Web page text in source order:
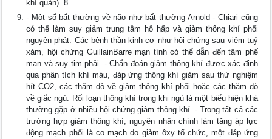
khí quản). 8
- Một số bất thường về não như bất thường Arnold - Chiari cũng
có thể làm suy giảm trung tâm hô hấp và giảm thông khí phổi
nguyên phát. Các bệnh thần kinh cơ như hội chứng sau viêm tuỷ
xám, hội chứng GuillainBarre mạn tính có thể dẫn đến tâm phế
mạn và suy tim phải. - Chẩn đoán giảm thông khí được xác định
qua phân tích khí máu, đáp ứng thông khí giảm sau thử nghiệm
hít CO2, các thăm dò về giảm thông khí phổi hoặc các thăm dò
về giấc ngủ. Rối loạn thông khí trong khi ngủ là một biểu hiện khá
thường gặp ở nhiều hội chứng giảm thông khí. - Trong tất cả các
trường hợp giảm thông khí, nguyên nhân chính làm tăng áp lực
động mạch phổi là co mạch do giảm ôxy tổ chức, một đáp ứng